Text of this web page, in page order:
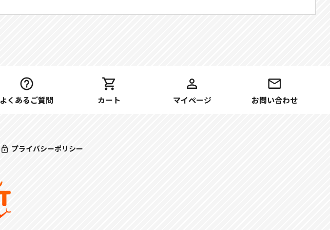
よくあるご質問 カート マイページ お問い合わせ
プライバシーポリシー